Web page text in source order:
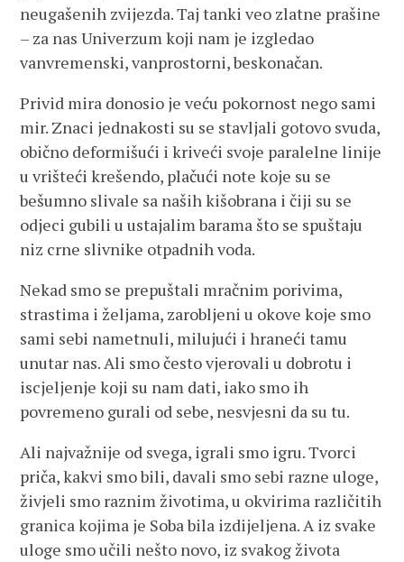
neugašenih zvijezda. Taj tanki veo zlatne prašine
– za nas Univerzum koji nam je izgledao
vanvremenski, vanprostorni, beskonačan.
Privid mira donosio je veću pokornost nego sami
mir. Znaci jednakosti su se stavljali gotovo svuda,
obično deformišući i kriveći svoje paralelne linije
u vrišteći krešendo, plačući note koje su se
bešumno slivale sa naših kišobrana i čiji su se
odjeci gubili u ustajalim barama što se spuštaju
niz crne slivnike otpadnih voda.
Nekad smo se prepuštali mračnim porivima,
strastima i željama, zarobljeni u okove koje smo
sami sebi nametnuli, milujući i hraneći tamu
unutar nas. Ali smo često vjerovali u dobrotu i
iscjeljenje koji su nam dati, iako smo ih
povremeno gurali od sebe, nesvjesni da su tu.
Ali najvažnije od svega, igrali smo igru. Tvorci
priča, kakvi smo bili, davali smo sebi razne uloge,
živjeli smo raznim životima, u okvirima različitih
granica kojima je Soba bila izdijeljena. A iz svake
uloge smo učili nešto novo, iz svakog života